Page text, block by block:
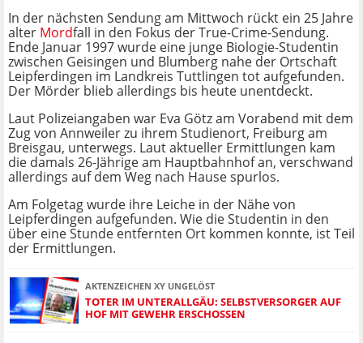
In der nächsten Sendung am Mittwoch rückt ein 25 Jahre
alter Mordfall in den Fokus der True-Crime-Sendung.
Ende Januar 1997 wurde eine junge Biologie-Studentin
zwischen Geisingen und Blumberg nahe der Ortschaft
Leipferdingen im Landkreis Tuttlingen tot aufgefunden.
Der Mörder blieb allerdings bis heute unentdeckt.
Laut Polizeiangaben war Eva Götz am Vorabend mit dem
Zug von Annweiler zu ihrem Studienort, Freiburg am
Breisgau, unterwegs. Laut aktueller Ermittlungen kam
die damals 26-Jährige am Hauptbahnhof an, verschwand
allerdings auf dem Weg nach Hause spurlos.
Am Folgetag wurde ihre Leiche in der Nähe von
Leipferdingen aufgefunden. Wie die Studentin in den
über eine Stunde entfernten Ort kommen konnte, ist Teil
der Ermittlungen.
AKTENZEICHEN XY UNGELÖST
TOTER IM UNTERALLGÄU: SELBSTVERSORGER AUF
HOF MIT GEWEHR ERSCHOSSEN